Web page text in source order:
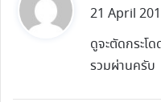
a
s
21 April
ดูจะตัดกระโ
รวมผ่านครับ